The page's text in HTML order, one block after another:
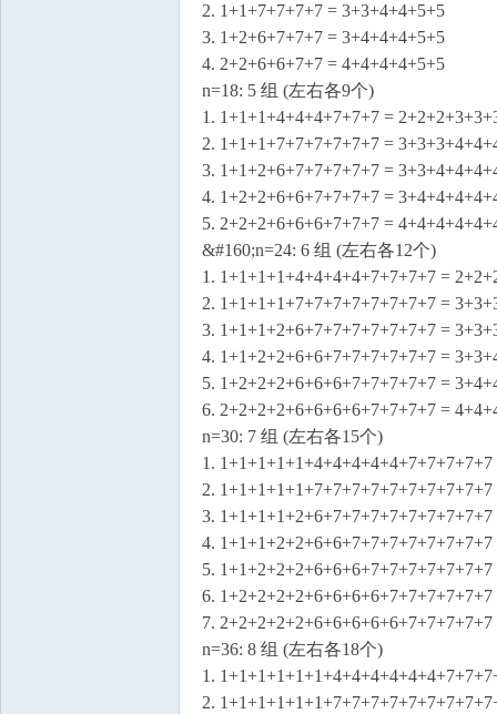
2. 1+1+7+7+7+7 = 3+3+4+4+5+5
3. 1+2+6+7+7+7 = 3+4+4+4+5+5
4. 2+2+6+6+7+7 = 4+4+4+4+5+5
n=18: 5 组 (左右各9个)
1. 1+1+1+4+4+4+7+7+7 =
2. 1+1+1+7+7+7+7+7+7 =
3. 1+1+2+6+7+7+7+7+7 =
4. 1+2+2+6+6+7+7+7+7 =
5. 2+2+2+6+6+6+7+7+7 =
&#160;n=24: 6 组 (左右各12个)
1. 1+1+1+1+4+4+4+4+7+7+7+7 =
2. 1+1+1+1+7+7+7+7+7+7+7+7 =
3. 1+1+1+2+6+7+7+7+7+7+7+7 =
4. 1+1+2+2+6+6+7+7+7+7+7+7 =
5. 1+2+2+2+6+6+6+7+7+7+7+7 =
6. 2+2+2+2+6+6+6+6+7+7+7+7 =
n=30: 7 组 (左右各15个)
1.
2.
3.
4.
5.
6.
7.
n=36: 8 组 (左右各18个)
1.
2.